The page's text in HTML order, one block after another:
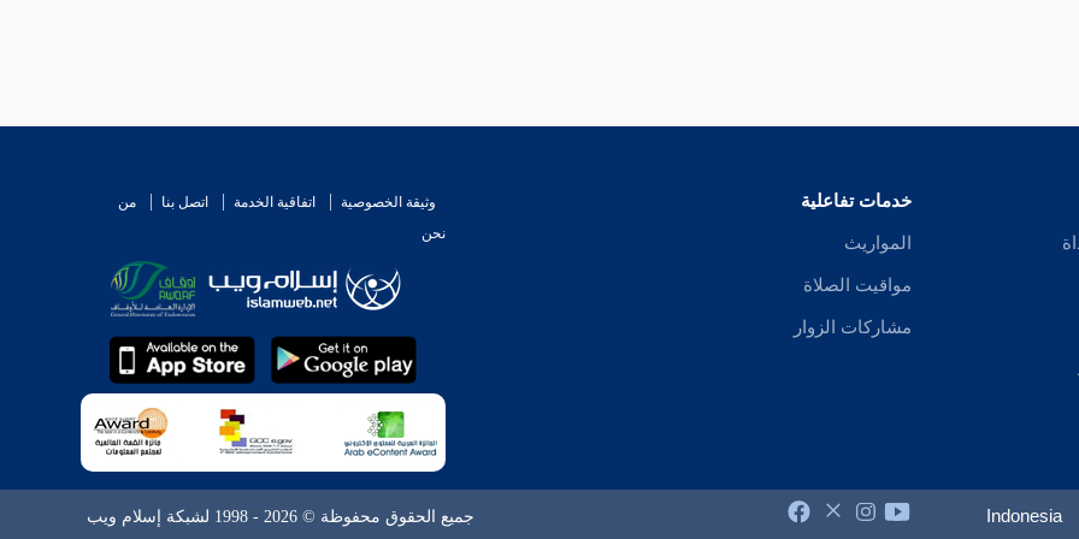
خدمات تفاعلية
المواريث
مواقيت الصلاة
مشاركات الزوار
وثيقة الخصوصية اتفاقية الخدمة اتصل بنا
من
نحن
Indonesia جميع الحقوق محفوظة © 2026 - 1998 لشبكة إسلام ويب